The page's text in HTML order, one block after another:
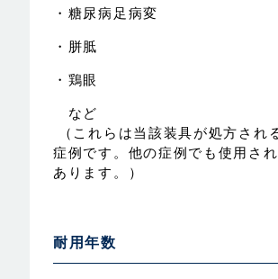
・糖尿病足病変
・胼胝
・鶏眼
など
（これらは当該装具が処方され
症例です。他の症例でも使用さ
あります。）
耐用年数